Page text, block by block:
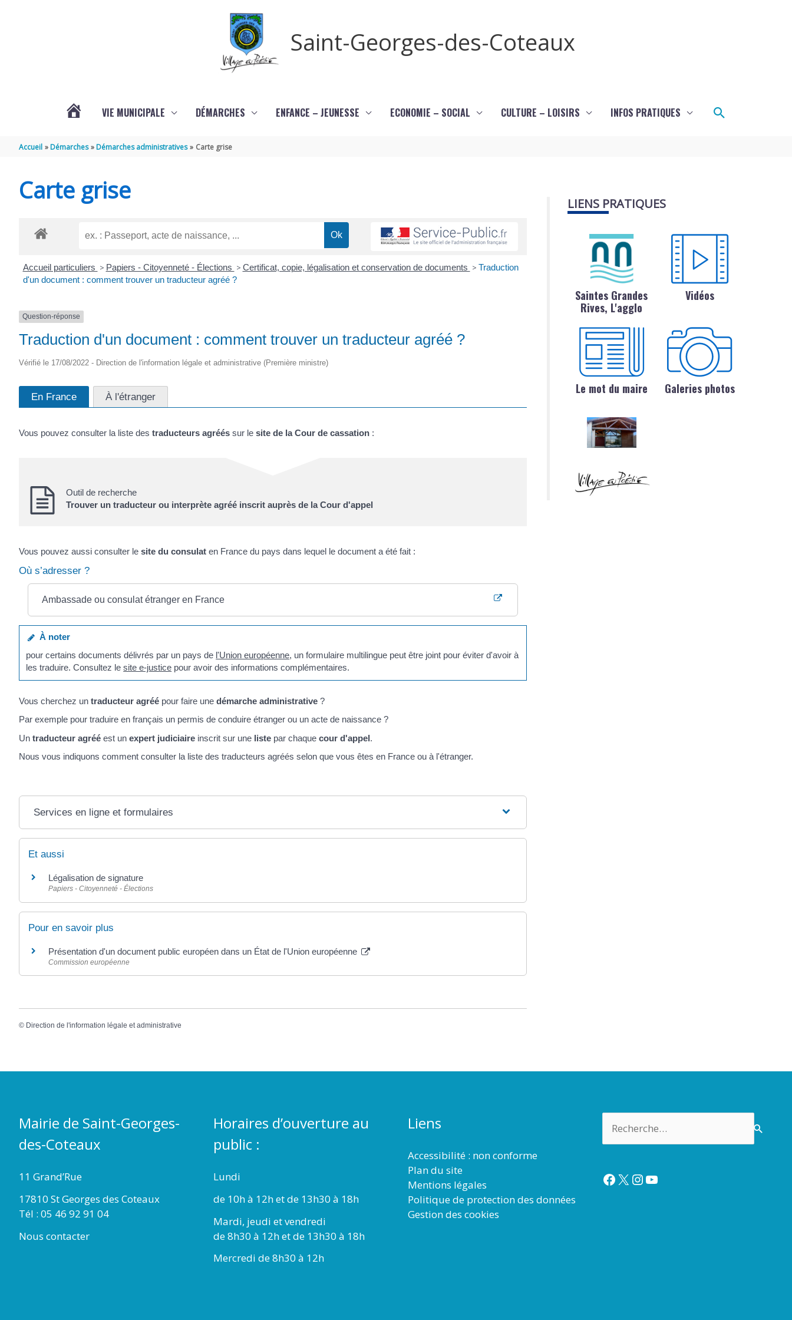
Saint-Georges-des-Coteaux
VIE MUNICIPALE DÉMARCHES ENFANCE – JEUNESSE ECONOMIE – SOCIAL CULTURE – LOISIRS INFOS PRATIQUES Rechercher
Accueil Démarches Démarches administratives Carte grise
Carte grise
Accueil particuliers > Papiers - Citoyenneté - Élections > Certificat, copie, légalisation et conservation de documents > Traduction
d'un document : comment trouver un traducteur agréé ?
Question-réponse
Traduction d'un document : comment trouver un traducteur agréé ?
Vérifié le 17/08/2022 - Direction de l'information légale et administrative (Première ministre)
En France À l'étranger
Vous pouvez consulter la liste des traducteurs agréés sur le site de la Cour de cassation :
Outil de recherche
Trouver un traducteur ou interprète agréé inscrit auprès de la Cour d'appel
Vous pouvez aussi consulter le site du consulat en France du pays dans lequel le document a été fait :
Où s’adresser ?
Ambassade ou consulat étranger en France
À noter
pour certains documents délivrés par un pays de l'Union européenne, un formulaire multilingue peut être joint pour éviter d'avoir à
les traduire. Consultez lesite e-justice pour avoir des informations complémentaires.
Vous cherchez un traducteur agréé pour faire une démarche administrative ?
Par exemple pour traduire en français un permis de conduire étranger ou un acte de naissance ?
Un traducteur agréé est un expert judiciaire inscrit sur une liste par chaque cour d'appel.
Nous vous indiquons comment consulter la liste des traducteurs agréés selon que vous êtes en France ou à l'étranger.
Services en ligne et formulaires
Et aussi
Légalisation de signature
Papiers - Citoyenneté - Élections
Pour en savoir plus
Présentation d'un document public européen dans un État de l'Union européenne
Commission européenne
© Direction de l'information légale et administrative
LIENS PRATIQUES
Saintes Grandes
Rives, L'agglo
Vidéos
Le mot du maire Galeries photos
Mairie de Saint-Georges-
des-Coteaux
11 Grand’Rue
17810 St Georges des Coteaux
Tél : 05 46 92 91 04
Nous contacter
Horaires d’ouverture au
public :
Lundi
de 10h à 12h et de 13h30 à 18h
Mardi, jeudi et vendredi
de 8h30 à 12h et de 13h30 à 18h
Mercredi de 8h30 à 12h
Liens
Accessibilité : non conforme
Plan du site
Mentions légales
Politique de protection des données
Gestion des cookies
Facebook
X Instagram
YouTube